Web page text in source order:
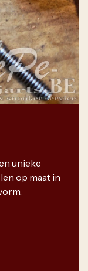
unieke
op maat in